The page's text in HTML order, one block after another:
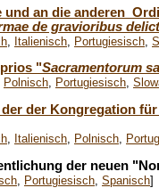
und an die anderen
de gravioribus
Italienisch Portugiesisch
"Sacramentorum
Polnisch, Portugiesisch,
der Kongregation
Italienisch Polnisch
der neuen
Portugiesisch Spanisch]